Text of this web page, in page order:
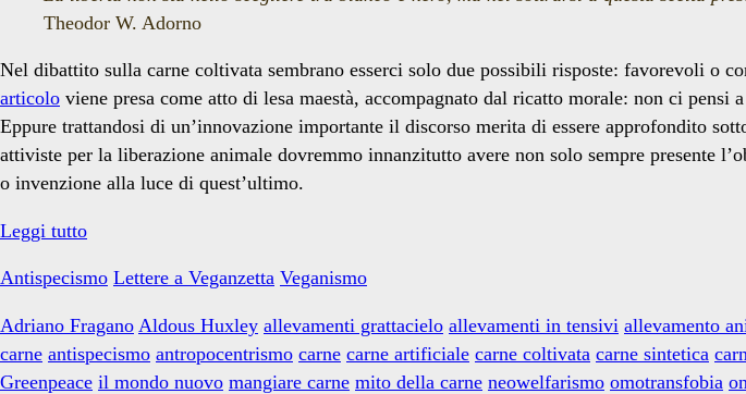
Theodor W. Adorno
Nel dibattito sulla carne coltivata sembrano esserci solo due possibili risposte: favorevoli o
articolo viene presa come atto di lesa maestà, accompagnato dal ricatto morale: non ci pensi
Eppure trattandosi di un’innovazione importante il discorso merita di essere approfondito
attiviste per la liberazione animale dovremmo innanzitutto avere non solo sempre presente
o invenzione alla luce di quest’ultimo.
Leggi tuttoColtiviamo
non
carne
Antispecismo Lettere a Veganzetta Veganismo
Adriano Fragano Aldous Huxley allevamenti grattacielo allevamenti in tensivi allevamento
carne antispecismo antropocentrismo carne carne artificiale carne coltivata carne sintetica
Greenpeace il mondo nuovo mangiare carne mito della carne neowelfarismo omotransfobia